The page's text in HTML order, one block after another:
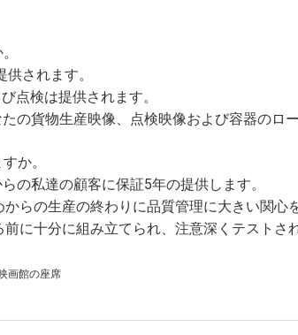
されます。
点検は提供されます。
の貨物生産映像、点検映像および容器のロ
か。
の私達の顧客に保証5年の提供します。
らの生産の終わりに品質管理に大きい関心
に十分に組み立てられ、注意深くテストさ
画館の座席